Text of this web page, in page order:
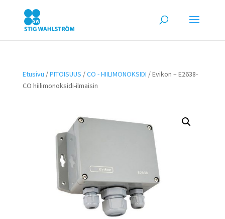
Etusivu /PITOISUUS /CO - HIILIMONOKSIDI / Evikon – E2638-
CO hiilimonoksidi-ilmaisin